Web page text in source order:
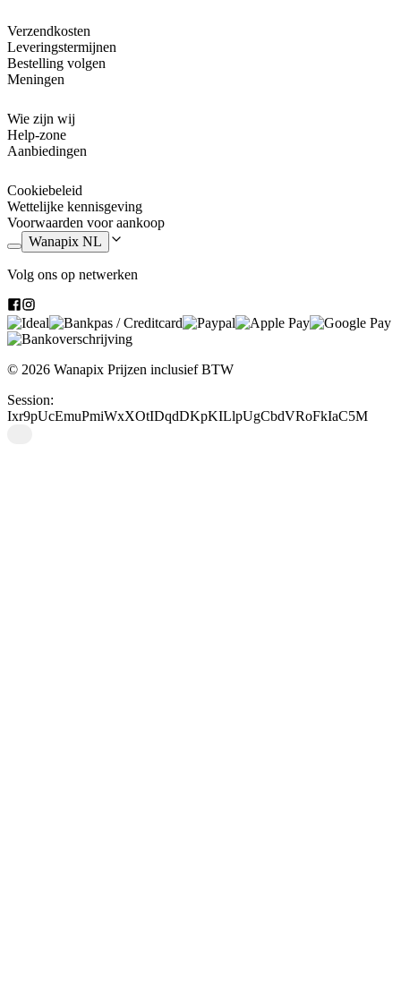
Verzendkosten
Leveringstermijnen
Bestelling volgen
Meningen
Wie zijn wij
Help-zone
Aanbiedingen
Cookiebeleid
Wettelijke kennisgeving
Voorwaarden voor aankoop
Wanapix NL
Volg ons op netwerken
© 2026 Wanapix Prijzen inclusief BTW
Session:
Ixr9pUcEmuPmiWxXOtIDqdDKpKILlpUgCbdVRoFkIaC5M